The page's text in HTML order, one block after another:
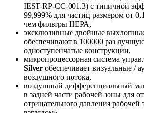
IEST-RP-CC-001.3) с типичной
99,999% для частиц размером от
чем фильтры НЕРА,
эксклюзивные двойные
обеспечивают в 100000 раз
одноступенчатые конструкции,
микропроцессорная система
Silver обеспечивает визуальные /
воздушного потока,
воздушный дифференциальный
в задней части рабочей зоны для
отрицательного давления